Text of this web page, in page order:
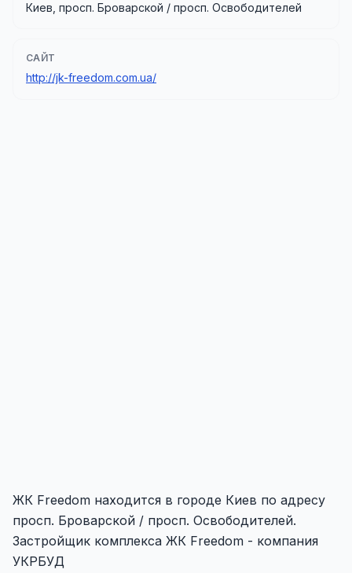
Киев, просп. Броварской / просп. Освободителей
САЙТ
http://jk-freedom.com.ua/
ЖК Freedom находится в городе Киев по адресу
просп. Броварской / просп. Освободителей.
Застройщик комплекса ЖК Freedom - компания
УКРБУД